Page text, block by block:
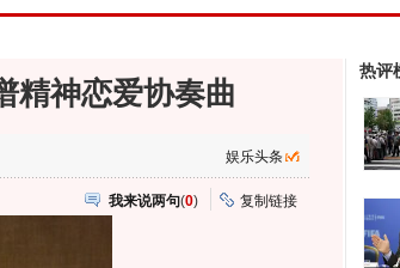
精神恋爱协奏曲
娱乐头条
我来说两句(0) 复制链接
热评